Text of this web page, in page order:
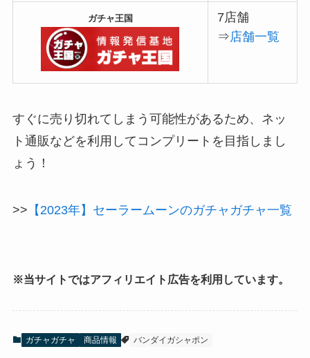
ガチャ王国
7店舗
⇒店舗一覧
すぐに売り切れてしまう可能性があるため、ネッ
ト通販などを利用してコンプリートを目指しまし
ょう！
>> 【2023年】セーラームーンのガチャガチャ一覧
※当サイトではアフィリエイト広告を利用しています。
ガチャガチャ 商品情報 バンダイガシャポン